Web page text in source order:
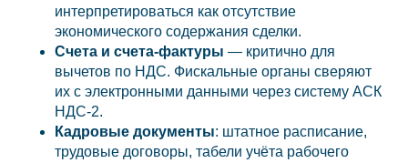
интерпретироваться как отсутствие
экономического содержания сделки.
Счета и счета-фактуры — критично для
вычетов по НДС. Фискальные органы сверяют
их с электронными данными через систему АСК
НДС-2.
Кадровые документы: штатное расписание,
трудовые договоры, табели учёта рабочего